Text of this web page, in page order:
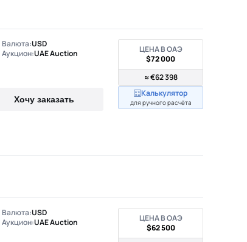
Валюта:USD
Аукцион:UAE Auction
Хочу заказать
ЦЕНА В ОАЭ
$72 000
≈ €62 398
Калькулятор
для ручного расчёта
Валюта:USD
Аукцион:UAE Auction
ЦЕНА В ОАЭ
$62 500